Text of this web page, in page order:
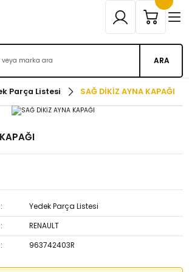
ARA
Parça Listesi SAĞ DİKİZ AYNA KAPAĞI
Yedek Parça Listesi
RENAULT
963742403R